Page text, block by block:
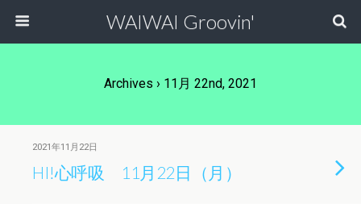
WAIWAI Groovin'
Archives › 11月 22nd, 2021
2021年11月22日
HI!心呼吸 11月22日（月）